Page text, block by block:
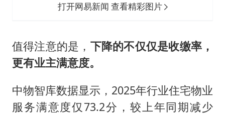
打开网易新闻 查看精彩图片
值得注意的是， 下降的不仅仅是收缴率，
更有业主满意度。
中物智库数据显示，2025年行业住宅物业
服务满意度仅73.2分，较上年同期减少